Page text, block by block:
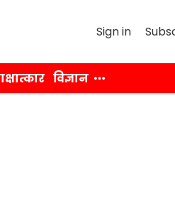
Sign in
विज्ञान